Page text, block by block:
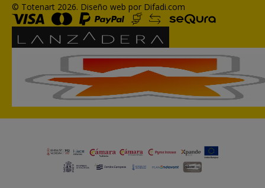
© Totenart 2026. Diseño web por Difadi.com